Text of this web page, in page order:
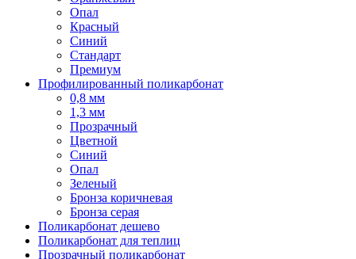
Опал
Красный
Синий
Стандарт
Премиум
Профилированный поликарбонат
0,8 мм
1,3 мм
Прозрачный
Цветной
Синий
Опал
Зеленый
Бронза коричневая
Бронза серая
Поликарбонат дешево
Поликарбонат для теплиц
Прозрачный поликарбонат